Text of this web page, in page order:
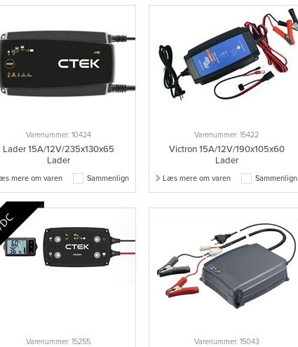
Varenummer: 10424
Lader 15A/12V/235x130x65
Lader
Sammenlign
mere om varen
Varenummer: 15422
Victron 15A/12V/190x105x60
Lader
Sammenlign
Læs mere om varen
Varenummer: 15255 Varenummer: 15043